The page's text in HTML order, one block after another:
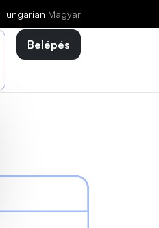
Hungarian Magyar
Belépés